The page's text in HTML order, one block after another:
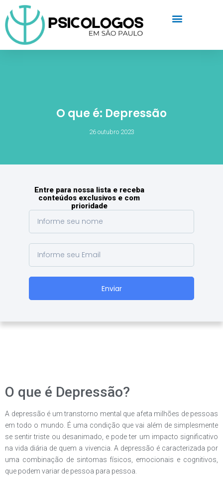
O que é: Depressão
26 outubro 2023
Enviar
Entre para nossa lista e receba
conteúdos exclusivos e com
prioridade
O que é Depressão?
A depressão é um transtorno mental que afeta milhões de pessoas
em todo o mundo. É uma condição que vai além de simplesmente
se sentir triste ou desanimado, e pode ter um impacto significativo
na vida diária de quem a vivencia. A depressão é caracterizada por
uma combinação de sintomas físicos, emocionais e cognitivos,
que podem variar de pessoa para pessoa.